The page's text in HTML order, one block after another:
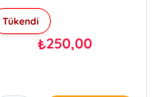
Tükendi
₺250,00